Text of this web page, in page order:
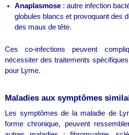
Anaplasmose : autre infection
globules blancs et provoquant des
des maux de tête.
Ces co-infections peuvent
nécessiter des traitements
pour Lyme.
Maladies aux symptômes
Les symptômes de la maladie de
forme chronique, peuvent